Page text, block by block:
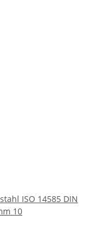
ISO 14585 DIN
10